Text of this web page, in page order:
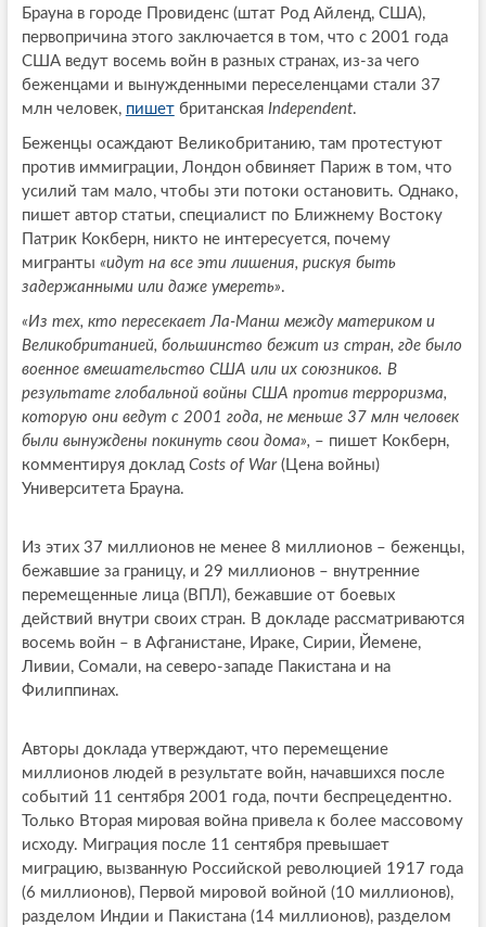
Брауна в городе Провиденс (штат Род Айленд, США),
первопричина этого заключается в том, что с 2001 года
США ведут восемь войн в разных странах, из-за чего
беженцами и вынужденными переселенцами стали 37
млн человек, пишетбританская Independent.
Беженцы осаждают Великобританию, там протестуют
против иммиграции, Лондон обвиняет Париж в том, что
усилий там мало, чтобы эти потоки остановить. Однако,
пишет автор статьи, специалист по Ближнему Востоку
Патрик Кокберн, никто не интересуется, почему
мигранты «идут на все эти лишения, рискуя быть
задержанными или даже умереть».
«Из тех, кто пересекает Ла-Манш между материком и
Великобританией, большинство бежит из стран, где было
военное вмешательство США или их союзников. В
результате глобальной войны США против терроризма,
которую они ведут с 2001 года, не меньше 37 млн человек
были вынуждены покинуть свои дома», – пишет Кокберн,
комментируя доклад Costs of War(Цена войны)
Университета Брауна.
Из этих 37 миллионов не менее 8 миллионов – беженцы,
бежавшие за границу, и 29 миллионов – внутренние
перемещенные лица (ВПЛ), бежавшие от боевых
действий внутри своих стран. В докладе рассматриваются
восемь войн – в Афганистане, Ираке, Сирии, Йемене,
Ливии, Сомали, на северо-западе Пакистана и на
Филиппинах.
Авторы доклада утверждают, что перемещение
миллионов людей в результате войн, начавшихся после
событий 11 сентября 2001 года, почти беспрецедентно.
Только Вторая мировая война привела к более массовому
исходу. Миграция после 11 сентября превышает
миграцию, вызванную Российской революцией 1917 года
(6 миллионов), Первой мировой войной (10 миллионов),
разделом Индии и Пакистана (14 миллионов), разделом